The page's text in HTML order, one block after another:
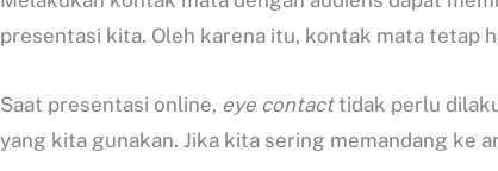
presentasi kita. Oleh karena itu, kontak mata tetap
Saat presentasi online, eye contact tidak perlu
yang kita gunakan. Jika kita sering memandang ke